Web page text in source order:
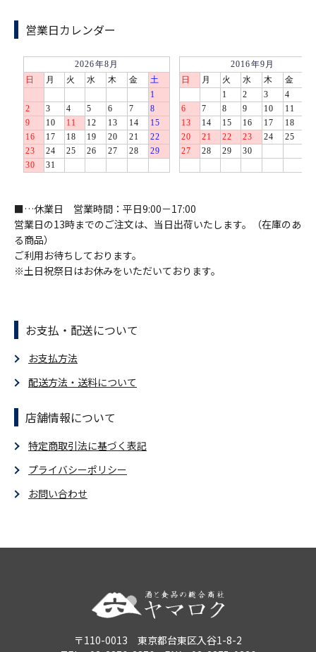
営業日カレンダー
■…休業日 営業時間：平日9:00－17:00
営業日の13時までのご注文は、当日出荷いたします。（在庫のあ
る商品）
ご利用お待ちしております。
※土日祝祭日はお休みをいただいております。
お支払・配送について
お支払方法
配送方法・送料について
店舗情報について
特定商取引法に基づく表記
プライバシーポリシー
お問い合わせ
〒110-0013 東京都台東区入谷1-8-2